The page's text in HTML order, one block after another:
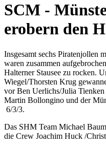
SCM -
erobern den
Insgesamt sechs Piratenjollen
waren zusammen
Halterner Stausee zu rocken.
Wiegel/Thorsten Krug
vor Ben Uerlichs/Julia
Martin Bollongino und der
6/3/3.
Das SHM Team Michael
die Crew Joachim Huck /